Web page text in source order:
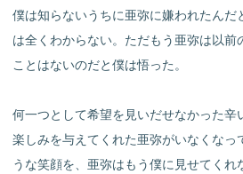
僕は知らないうちに亜弥に嫌われたんだ
は全くわからない。ただもう亜弥は以前
ことはないのだと僕は悟った。
何一つとして希望を見いだせなかった辛
楽しみを与えてくれた亜弥がいなくなっ
うな笑顔を、亜弥はもう僕に見せてくれ